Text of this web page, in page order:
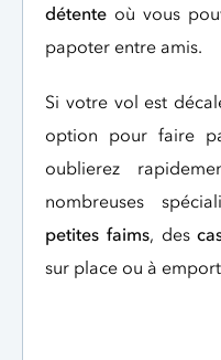
détente où vous
papoter entre amis.
Si votre vol est
option pour faire
oublierez
nombreuses
petites faims, des
sur place ou à